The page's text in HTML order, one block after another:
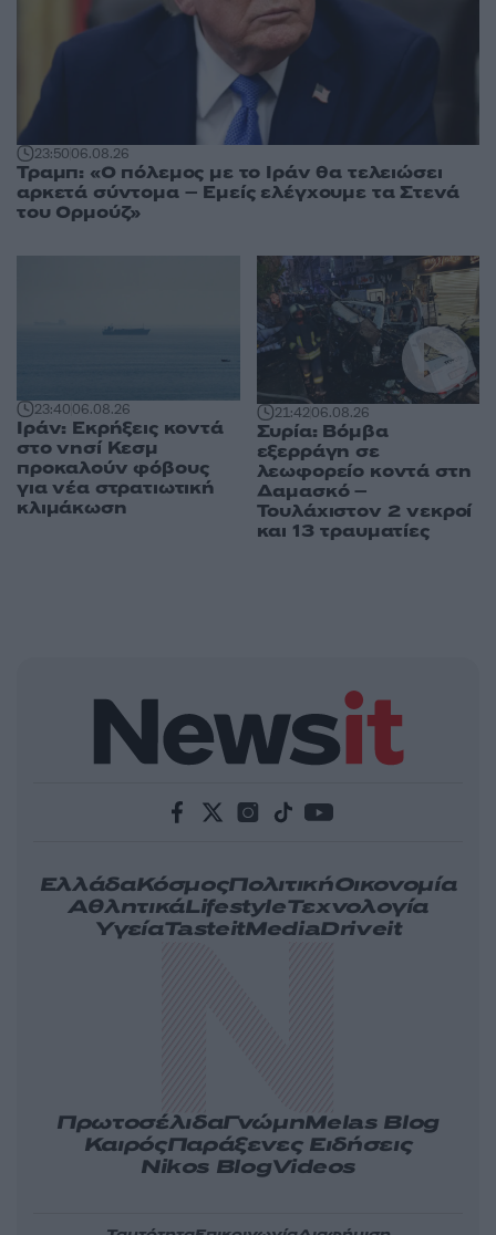
23:5006.08.26
Τραμπ: «Ο πόλεμος με το Ιράν θα τελειώσει
αρκετά σύντομα – Εμείς ελέγχουμε τα Στενά
του Ορμούζ»
23:4006.08.26
Ιράν: Εκρήξεις κοντά
στο νησί Κεσμ
προκαλούν φόβους
για νέα στρατιωτική
κλιμάκωση
21:4206.08.26
Συρία: Βόμβα
εξερράγη σε
λεωφορείο κοντά στη
Δαμασκό –
Τουλάχιστον 2 νεκροί
και 13 τραυματίες
ΕλλάδαΚόσμοςΠολιτικήΟικονομία
ΑθλητικάLifestyleΤεχνολογία
ΥγείαTasteitMediaDriveit
ΠρωτοσέλιδαΓνώμηMelas Blog
ΚαιρόςΠαράξενες Ειδήσεις
Nikos BlogVideos